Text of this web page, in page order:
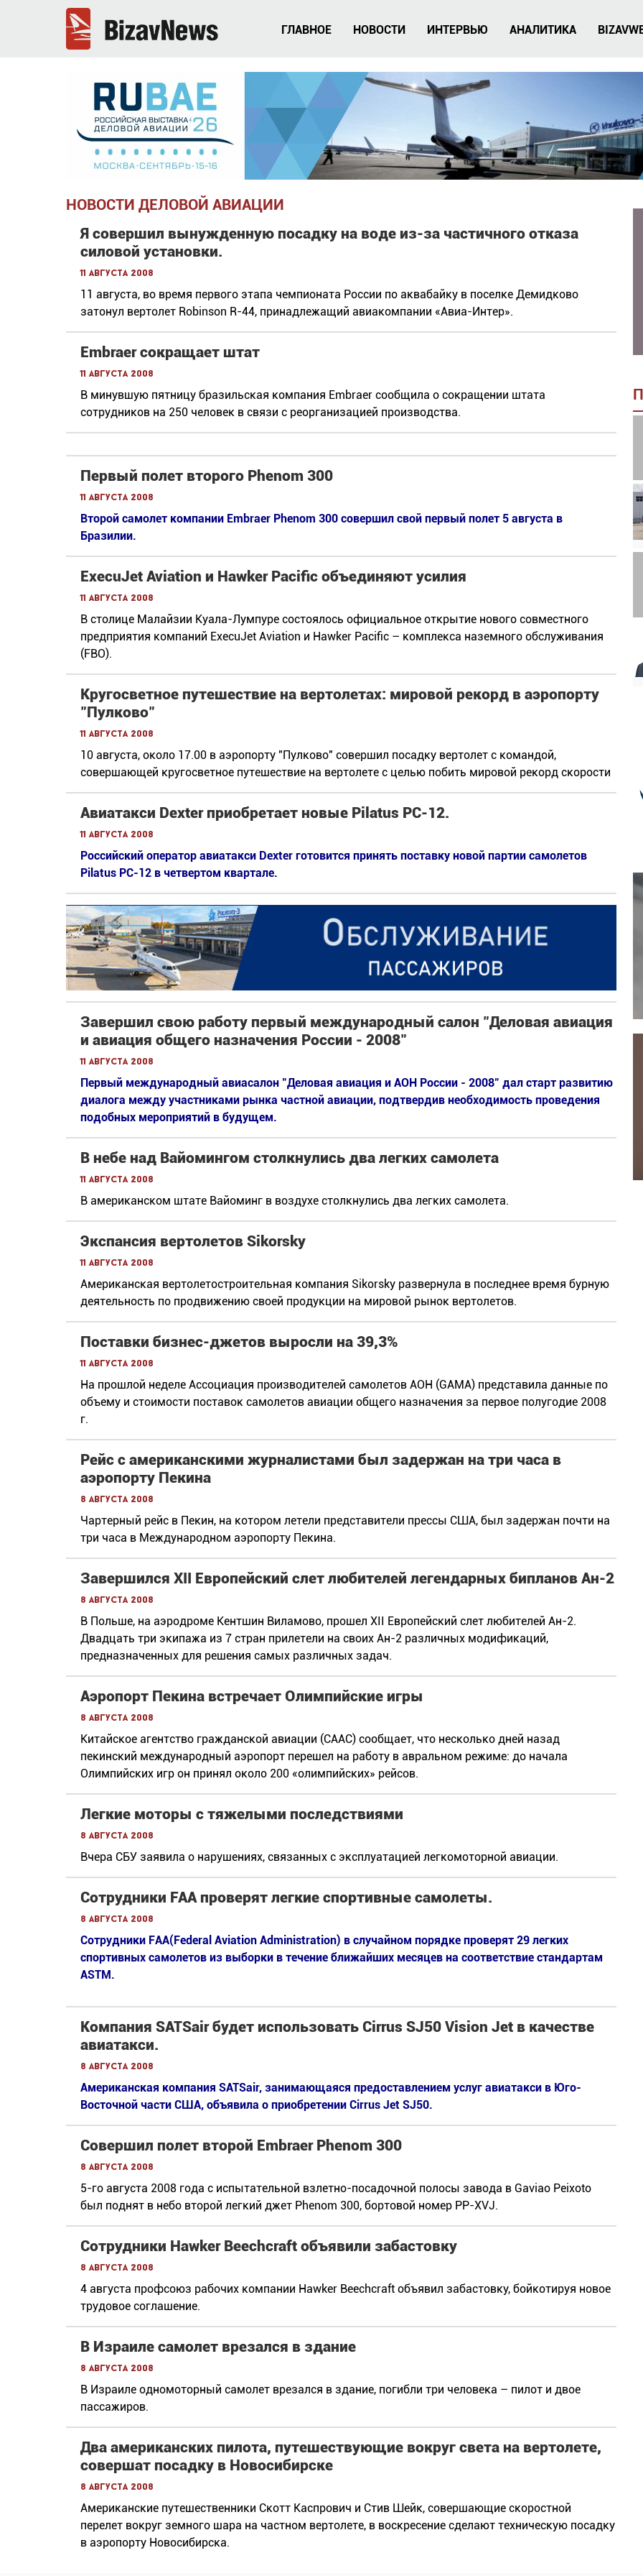
ГЛАВНОЕ НОВОСТИ ИНТЕРВЬЮ АНАЛИТИКА
НОВОСТИ ДЕЛОВОЙ АВИАЦИИ
Я совершил вынужденную посадку на воде из-за частичного отказа
силовой установки.
11 августа 2008
11 августа, во время первого этапа чемпионата России по аквабайку в поселке Демидково
затонул вертолет Robinson R-44, принадлежащий авиакомпании «Авиа-Интер».
Embraer сокращает штат
11 августа 2008
В минувшую пятницу бразильская компания Embraer сообщила о сокращении штата
сотрудников на 250 человек в связи с реорганизацией производства.
Первый полет второго Phenom 300
11 августа 2008
Второй самолет компании Embraer Phenom 300 совершил свой первый полет 5 августа в
Бразилии.
ExecuJet Aviation и Hawker Pacific объединяют усилия
11 августа 2008
В столице Малайзии Куала-Лумпуре состоялось официальное открытие нового совместного
предприятия компаний ExecuJet Aviation и Hawker Pacific – комплекса наземного обслуживания
(FBO).
Кругосветное путешествие на вертолетах: мировой рекорд в аэропорту
"Пулково"
11 августа 2008
10 августа, около 17.00 в аэропорту "Пулково" совершил посадку вертолет с командой,
совершающей кругосветное путешествие на вертолете с целью побить мировой рекорд скорости
Авиатакси Dexter приобретает новые Pilatus PC-12.
11 августа 2008
Российский оператор авиатакси Dexter готовится принять поставку новой партии самолетов
Pilatus PC-12 в четвертом квартале.
Завершил свою работу первый международный салон "Деловая авиация
и авиация общего назначения России - 2008"
11 августа 2008
Первый международный авиасалон "Деловая авиация и АОН России - 2008" дал старт развитию
диалога между участниками рынка частной авиации, подтвердив необходимость проведения
подобных мероприятий в будущем.
В небе над Вайомингом столкнулись два легких самолета
11 августа 2008
В американском штате Вайоминг в воздухе столкнулись два легких самолета.
Экспансия вертолетов Sikorsky
11 августа 2008
Американская вертолетостроительная компания Sikorsky развернула в последнее время бурную
деятельность по продвижению своей продукции на мировой рынок вертолетов.
Поставки бизнес-джетов выросли на 39,3%
11 августа 2008
На прошлой неделе Ассоциация производителей самолетов АОН (GAMA) представила данные по
объему и стоимости поставок самолетов авиации общего назначения за первое полугодие 2008
г.
Рейс с американскими журналистами был задержан на три часа в
аэропорту Пекина
8 августа 2008
Чартерный рейс в Пекин, на котором летели представители прессы США, был задержан почти на
три часа в Международном аэропорту Пекина.
Завершился XII Европейский слет любителей легендарных бипланов Ан-2
8 августа 2008
B Польше, на аэродроме Кентшин Виламово, прошел XII Европейский слет любителей Ан-2.
Двадцать три экипажа из 7 стран прилетели на своих Ан-2 различных модификаций,
предназначенных для решения самых различных задач.
Аэропорт Пекина встречает Олимпийские игры
8 августа 2008
Китайское агентство гражданской авиации (CAAC) сообщает, что несколько дней назад
пекинский международный аэропорт перешел на работу в авральном режиме: до начала
Олимпийских игр он принял около 200 «олимпийских» рейсов.
Легкие моторы с тяжелыми последствиями
8 августа 2008
Вчера СБУ заявила о нарушениях, связанных с эксплуатацией легкомоторной авиации.
Сотрудники FAA проверят легкие спортивные самолеты.
8 августа 2008
Сотрудники FAA(Federal Aviation Administration) в случайном порядке проверят 29 легких
спортивных самолетов из выборки в течение ближайших месяцев на соответствие стандартам
ASTM.
Компания SATSair будет использовать Cirrus SJ50 Vision Jet в качестве
авиатакси.
8 августа 2008
Американская компания SATSair, занимающаяся предоставлением услуг авиатакси в Юго-
Восточной части США, объявила о приобретении Cirrus Jet SJ50.
Совершил полет второй Embraer Phenom 300
8 августа 2008
5-го августа 2008 года с испытательной взлетно-посадочной полосы завода в Gaviao Peixoto
был поднят в небо второй легкий джет Phenom 300, бортовой номер PP-XVJ.
Сотрудники Hawker Beechcraft объявили забастовку
8 августа 2008
4 августа профсоюз рабочих компании Hawker Beechcraft объявил забастовку, бойкотируя новое
трудовое соглашение.
В Израиле самолет врезался в здание
8 августа 2008
В Израиле одномоторный самолет врезался в здание, погибли три человека – пилот и двое
пассажиров.
Два американских пилота, путешествующие вокруг света на вертолете,
совершат посадку в Новосибирске
8 августа 2008
Американские путешественники Скотт Каспрович и Стив Шейк, совершающие скоростной
перелет вокруг земного шара на частном вертолете, в воскресение сделают техническую посадку
в аэропорту Новосибирска.